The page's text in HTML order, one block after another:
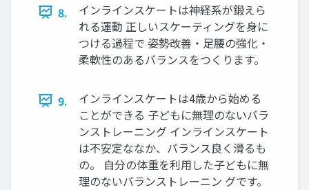
8.
インラインスケートは神経系が鍛えら
れる運動 正しいスケーティングを身に
つける過程で 姿勢改善・足腰の強化・
柔軟性のあるバランスをつくります。
9.
インラインスケートは4歳から始める
ことができる 子どもに無理のないバラ
ンストレーニング インラインスケート
は不安定ななか、バランス良く滑るも
の。 自分の体重を利用した子どもに無
理のないバランストレーニン グです。